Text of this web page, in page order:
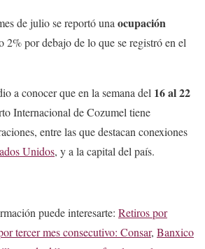
de julio se reportó una ocupación
2% por debajo de lo que se registró en el
a conocer que en la semana del 16 al 22
Internacional de Cozumel tiene
entre las que destacan conexiones
Unidos, y a la capital del país.
puede interesarte: Retiros por
tercer mes consecutivo: Consar, Banxico